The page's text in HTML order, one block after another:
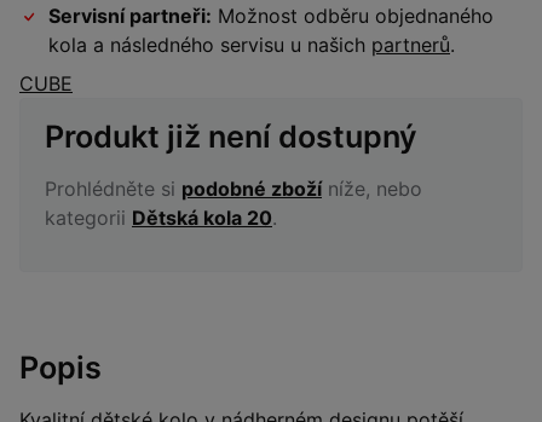
Servisní partneři: Možnost odběru objednaného
kola a následného servisu u našich partnerů.
CUBE
Produkt již není dostupný
Prohlédněte si podobné zbožíníže, nebo
kategorii Dětská kola 20.
Popis